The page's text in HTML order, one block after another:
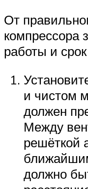
От
компрессора
работы и
и чистом
должен
Между
решёткой
должно